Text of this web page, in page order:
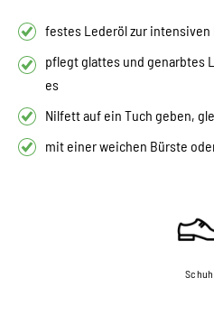
festes Lederöl zur
pflegt glattes und genarbtes
es
Nilfett auf ein Tuch geben,
mit einer weichen Bürste